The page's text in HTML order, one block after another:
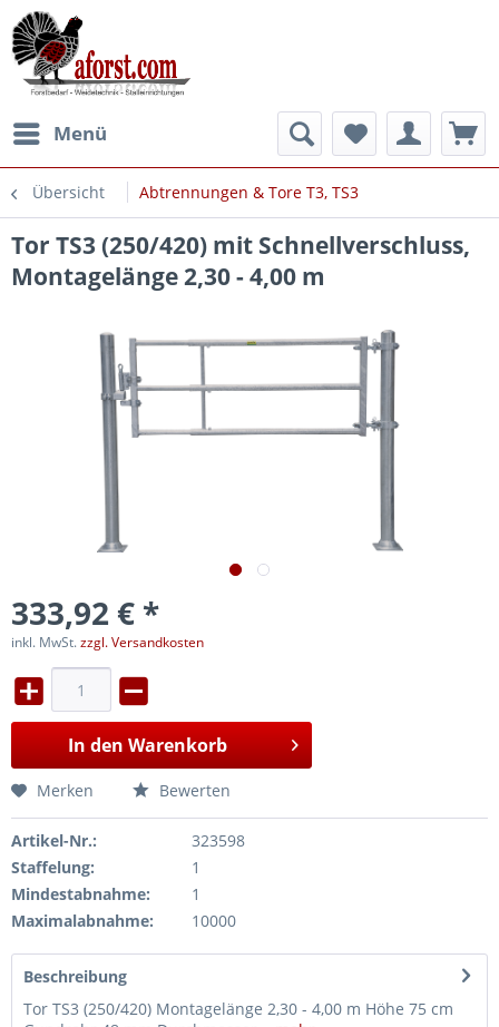
Menü
Übersicht Abtrennungen & Tore T3, TS3
Tor TS3 (250/420) mit Schnellverschluss,
Montagelänge 2,30 - 4,00 m
333,92 € *
inkl. MwSt.zzgl. Versandkosten
In den Warenkorb
Merken Bewerten
Artikel-Nr.:
323598
Staffelung:
1
Mindestabnahme:
1
Maximalabnahme:
10000
Beschreibung
Tor TS3 (250/420) Montagelänge 2,30 - 4,00 m Höhe 75 cm